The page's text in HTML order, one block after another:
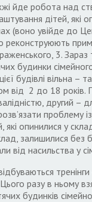
йде робота над
дітей, які
(воно увійде до
реконструюють
, 3. Зараз
будинки
будівлі вільна –
від 2 до 18 років.
, другий –
проблему
, які опинилися у
, залишилися без
від насильства у
Цього разу в ньому
будинків